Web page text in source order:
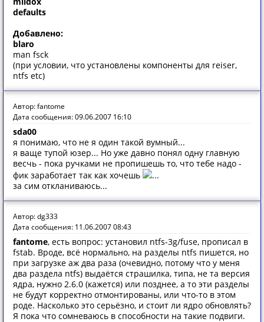
defaults
Добавлено:
blaro
man fsck
(при условии, что установлены компоненты для reiser,
ntfs etc)
Автор: fantome
Дата сообщения: 09.06.2007 16:10
sda00
я понимаю, что не я один такой вумный...
я ваще тупой юзер... Но уже давно понял одну главную
весчь - пока ручками не пропишешь то, что тебе надо -
фик заработает так как хочешь
...
за сим откланиваюсь...
Автор: dg333
Дата сообщения: 11.06.2007 08:43
fantome, есть вопрос: установил ntfs-3g/fuse, прописал в
fstab. Вроде, всё нормально, на разделы ntfs пишется, но
при загрузке аж два раза (очевидно, потому что у меня
два раздела ntfs) выдаётся страшилка, типа, не та версия
ядра, нужно 2.6.0 (кажется) или позднее, а то эти разделы
не будут корректно отмонтированы, или что-то в этом
роде. Насколько это серьёзно, и стоит ли ядро обновлять?
Я пока что сомневаюсь в способности на такие подвиги.